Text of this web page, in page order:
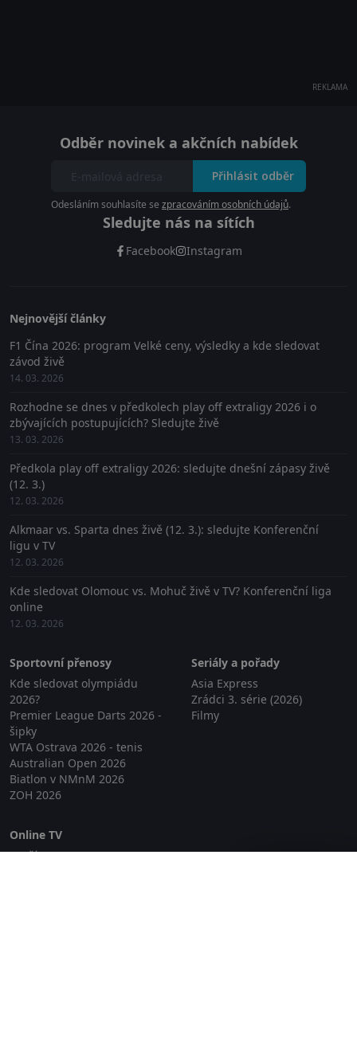
REKLAMA
Odběr novinek a akčních nabídek
Přihlásit odběr
Odesláním souhlasíte se zpracováním osobních údajů.
Sledujte nás na sítích
Facebook Instagram
Nejnovější články
F1 Čína 2026: program Velké ceny, výsledky a kde sledovat
závod živě
14. 03. 2026
Rozhodne se dnes v předkolech play off extraligy 2026 i o
zbývajících postupujících? Sledujte živě
13. 03. 2026
Předkola play off extraligy 2026: sledujte dnešní zápasy živě
(12. 3.)
12. 03. 2026
Alkmaar vs. Sparta dnes živě (12. 3.): sledujte Konferenční
ligu v TV
12. 03. 2026
Kde sledovat Olomouc vs. Mohuč živě v TV? Konferenční liga
online
12. 03. 2026
Sportovní přenosy
Kde sledovat olympiádu
2026?
Premier League Darts 2026 -
šipky
WTA Ostrava 2026 - tenis
Australian Open 2026
Biatlon v NMnM 2026
ZOH 2026
Seriály a pořady
Asia Express
Zrádci 3. série (2026)
Filmy
Online TV
Lepší.TV